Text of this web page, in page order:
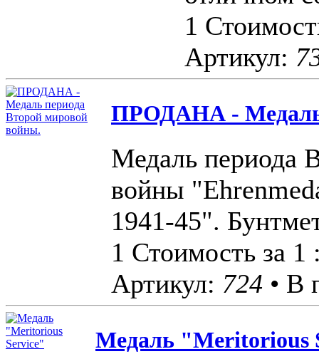
1
Артикул:
ПРОДАНА - Медаль
Медаль периода
войны
1941-45".
1 Стоимость за 1
Артикул: 724 • В
Медаль "Meritorious